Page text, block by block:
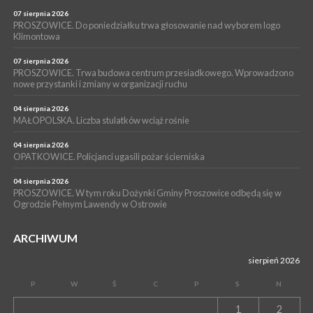
Pałecznicy będą obsługiwani w Proszowicach
WYDARZENIA
PROSZOWICE. W parku Warsztaty Edukacyjno-Przyrodnicze
NOC CIEM
15 lipca 2026
PROSZOWICE. Już za tydzień kolejne zajęcia z cyklu „Wakacyjne
07 sierpnia 2026
PROSZOWICE. Do poniedziałku trwa głosowanie nad wyborem logo
Klimontowa
07 sierpnia 2026
PROSZOWICE. Trwa budowa centrum przesiadkowego. Wprowadzono
nowe przystanki i zmiany w organizacji ruchu
04 sierpnia 2026
MAŁOPOLSKA. Liczba stulatków wciąż rośnie
04 sierpnia 2026
OPATKOWICE. Policjanci ugasili pożar ścierniska
04 sierpnia 2026
PROSZOWICE. W tym roku Dożynki Gminy Proszowice odbędą się w
Ogrodzie Pełnym Lawendy w Ostrowie
ARCHIWUM
sierpień 2026
P W Ś C P S N
1 2